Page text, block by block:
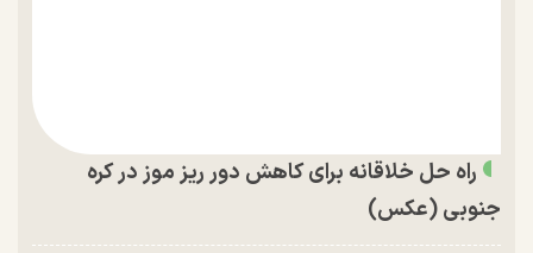
راه حل خلاقانه برای کاهش دور ریز موز در کره
جنوبی (عکس)